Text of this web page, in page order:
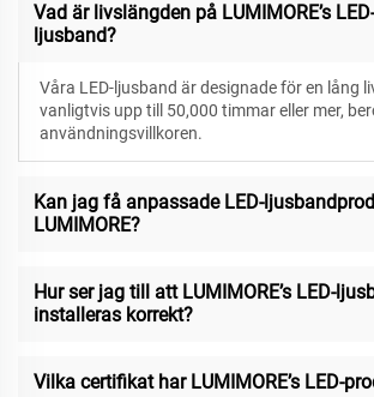
Vad är livslängden på LUMIMORE’s LED-
ljusband?
Våra LED-ljusband är designade fören lång
vanligtvis upp till 50,000 timmar eller mer,
användningsvillkoren.
Kan jag få anpassade LED-
LUMIMORE?
Hur ser jag till att LUMIMORE’s LED-
installeras korrekt?
Vilka certifikat har LUMIMORE’s LED-